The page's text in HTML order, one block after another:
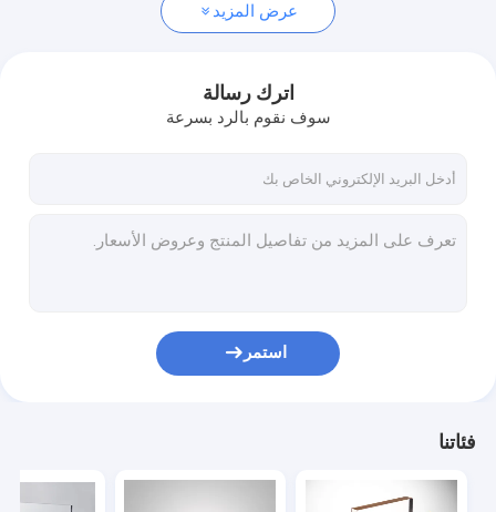
عرض المزيد
اترك رسالة
سوف نقوم بالرد بسرعة
استمر
فئاتنا